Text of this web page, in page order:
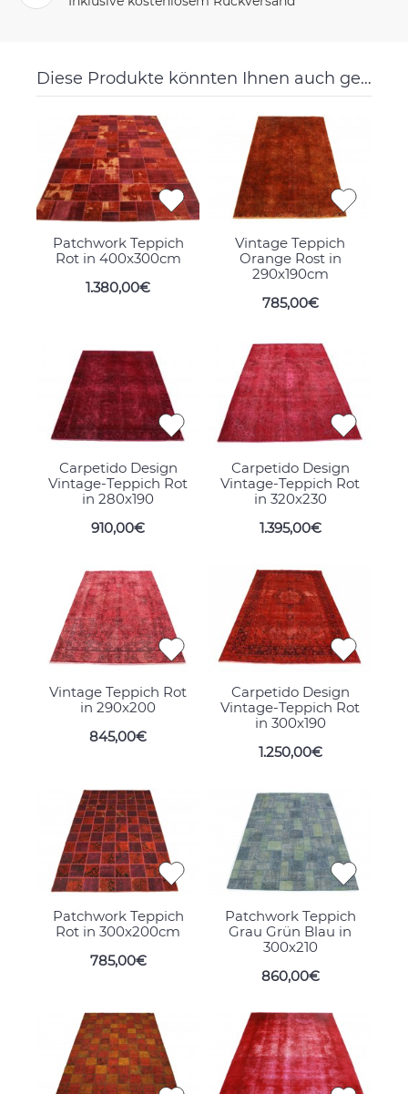
Diese Produkte könnten Ihnen auch gefallen
Patchwork Teppich
Rot in 400x300cm
1.380,00€
Vintage Teppich
Orange Rost in
290x190cm
785,00€
Carpetido Design
Vintage-Teppich Rot
in 280x190
910,00€
Carpetido Design
Vintage-Teppich Rot
in 320x230
1.395,00€
Vintage Teppich Rot
in 290x200
845,00€
Carpetido Design
Vintage-Teppich Rot
in 300x190
1.250,00€
Patchwork Teppich
Rot in 300x200cm
785,00€
Patchwork Teppich
Grau Grün Blau in
300x210
860,00€